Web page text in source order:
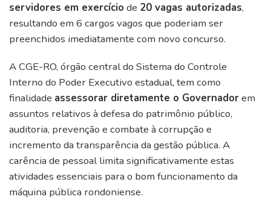
servidores em exercício de 20 vagas autorizadas,
resultando em 6 cargos vagos que poderiam ser
preenchidos imediatamente com novo concurso.
A CGE-RO, órgão central do Sistema do Controle
Interno do Poder Executivo estadual, tem como
finalidade assessorar diretamente o Governadorem
assuntos relativos à defesa do patrimônio público,
auditoria, prevenção e combate à corrupção e
incremento da transparência da gestão pública. A
carência de pessoal limita significativamente estas
atividades essenciais para o bom funcionamento da
máquina pública rondoniense.